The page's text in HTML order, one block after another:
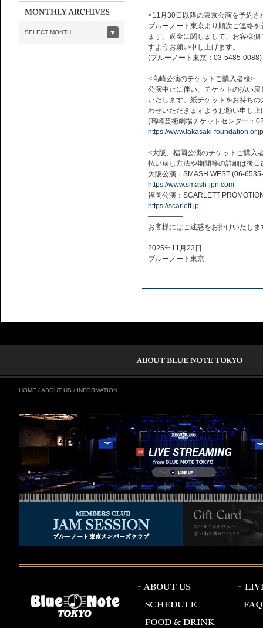
SELECT MONTH
―――――
<11月30日以降の東京公演を予約さ
ブルーノート東京より順次ご連絡
ます。返金に関しまして、お客様
すようお願い申し上げます。
(ブルーノート東京：03-5485-0088)
<高崎公演のチケットご購入者様>
公演中止に伴い、チケットの払い
いたします。紙チケットをお持ち
わせいただきますようお願い申し上
(高崎芸術劇場チケットセンター：
https://www.takasaki-
<大阪、福岡公演のチケットご購入
払い戻し方法や期間等の詳細は後
大阪公演：SMASH WEST (06-
https://www.smash-jpn.com
福岡公演：SCARLETT
https://scarlett.jp
―――――
お客様にはご迷惑をお掛けいたし
2025年11月23日
ブルーノート東京
HOME /ABOUT US / INFORMATION